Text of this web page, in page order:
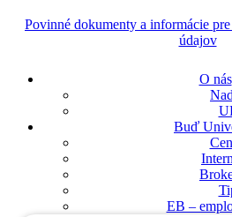
Povinné dokumenty a informácie
údajov
O nás
Buď
EB –